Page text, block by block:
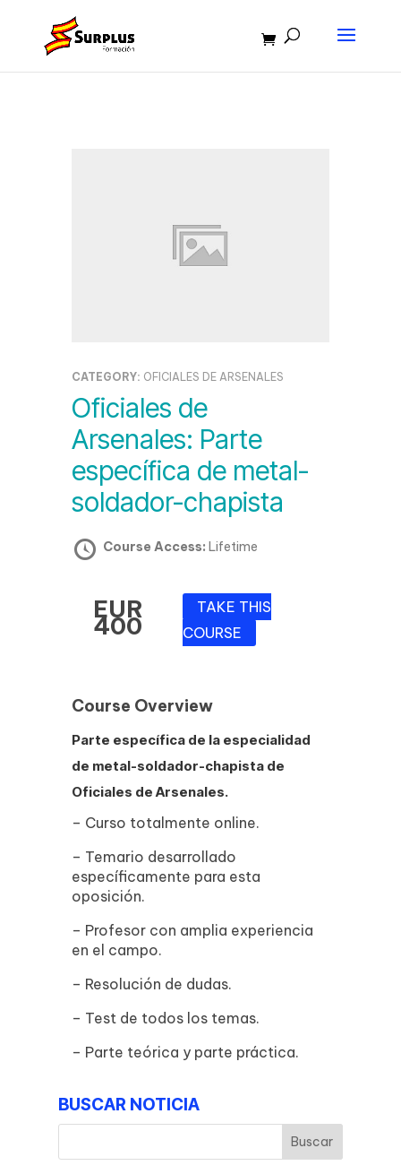
CATEGORY: OFICIALES DE ARSENALES
Oficiales de
Arsenales: Parte
específica de metal-
soldador-chapista
Course Access: Lifetime
EUR
400
TAKE THIS
COURSE
Course Overview
Parte específica de la especialidad
de metal-soldador-chapista de
Oficiales de Arsenales.
– Curso totalmente online.
– Temario desarrollado
específicamente para esta
oposición.
– Profesor con amplia experiencia
en el campo.
– Resolución de dudas.
– Test de todos los temas.
– Parte teórica y parte práctica.
BUSCAR NOTICIA